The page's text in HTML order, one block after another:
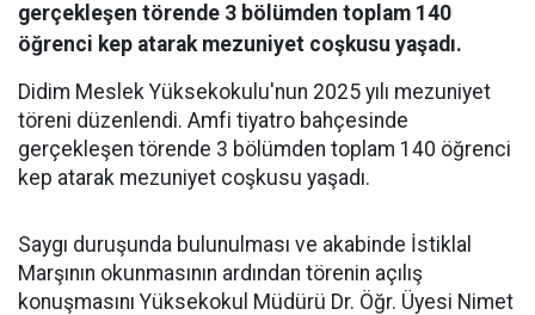
gerçekleşen törende 3 bölümden toplam 140
öğrenci kep atarak mezuniyet coşkusu yaşadı.
Didim Meslek Yüksekokulu'nun 2025 yılı mezuniyet
töreni düzenlendi. Amfi tiyatro bahçesinde
gerçekleşen törende 3 bölümden toplam 140 öğrenci
kep atarak mezuniyet coşkusu yaşadı.
Saygı duruşunda bulunulması ve akabinde İstiklal
Marşının okunmasının ardından törenin açılış
konuşmasını Yüksekokul Müdürü Dr. Öğr. Üyesi Nimet